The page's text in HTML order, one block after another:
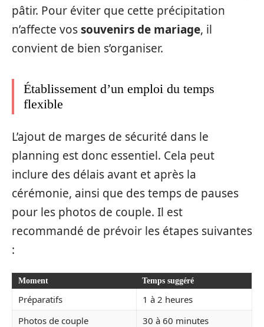
pâtir. Pour éviter que cette précipitation
n’affecte vossouvenirs de mariage, il
convient de bien s’organiser.
Établissement d’un emploi du temps
flexible
L’ajout de marges de sécurité dans le
planning est donc essentiel. Cela peut
inclure des délais avant et après la
cérémonie, ainsi que des temps de pauses
pour les photos de couple. Il est
recommandé de prévoir les étapes suivantes
:
Moment Temps suggéré
Préparatifs
1 à 2 heures
Photos de couple
30 à 60 minutes